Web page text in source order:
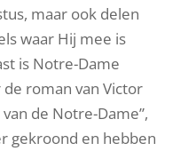
maar ook delen
waar Hij mee is
is Notre-Dame
roman van Victor
de Notre-Dame”,
gekroond en hebben